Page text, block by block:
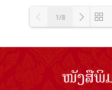
Loading
1/8
ໜັງສືພິ